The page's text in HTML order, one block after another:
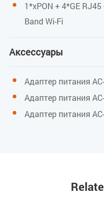
TDMF
декодирование
Параметры
IEEE802.11b/g/n (2,4
1*xPON + 4*GE
Band Wi-Fi
Аксессуары
Адаптер питания
Адаптер питания
Адаптер питания